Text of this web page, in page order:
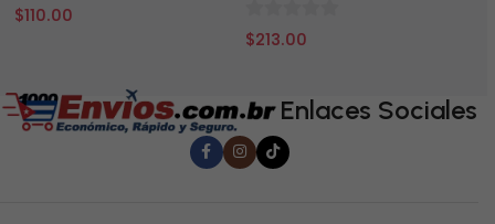
0
$110.00
0
$213.00
Enlaces Sociales